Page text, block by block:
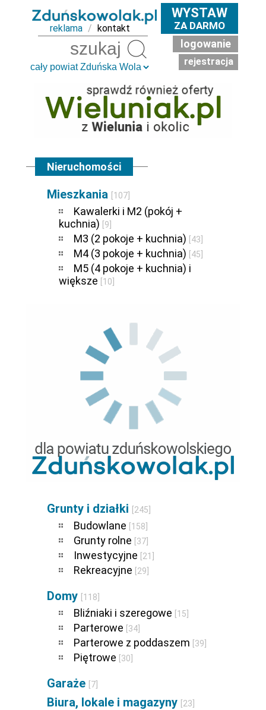
reklama / kontakt
WYSTAW
ZA DARMO
logowanie
rejestracja
Nieruchomości
Mieszkania [107]
Kawalerki i M2 (pokój +
kuchnia)
[9]
M3 (2 pokoje + kuchnia) [43]
M4 (3 pokoje + kuchnia) [45]
M5 (4 pokoje + kuchnia) i
większe
[10]
Grunty i działki [245]
Budowlane [158]
Grunty rolne [37]
Inwestycyjne [21]
Rekreacyjne [29]
Domy [118]
Bliźniaki i szeregowe [15]
Parterowe [34]
Parterowe z poddaszem [39]
Piętrowe [30]
Garaże [7]
Biura, lokale i magazyny [23]